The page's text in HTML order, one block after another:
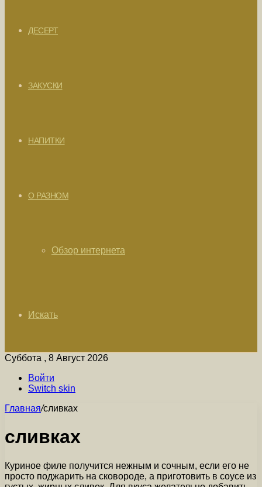
ДЕСЕРТ
ЗАКУСКИ
НАПИТКИ
О РАЗНОМ
Обзор интернета
Искать
Суббота , 8 Август 2026
Войти
Switch skin
Главная/сливках
сливках
Куриное филе получится нежным и сочным, если его не
просто поджарить на сковороде, а приготовить в соусе из